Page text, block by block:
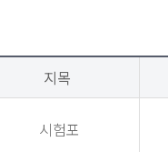
지목
시험포